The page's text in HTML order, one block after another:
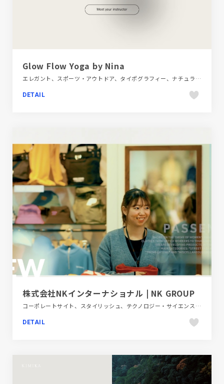
Glow Flow Yoga by Nina
エレガント、スポーツ・アウトドア、タイポグラフィー、ナチュラル、ブランド・サービスサイト、ベージュ・ゴールド系、海外サイト
DETAIL
株式会社NKインターナショナル | NK GROUP
コーポレートサイト、スタイリッシュ、テクノロジー・サイエンス、デザイン・アート・音楽・文芸、ナチュラル、ファッション・ビューティー、ブラック系 、ホワイト系、モーション多め、動画が流れる、大きめ写真、金融・法律・人材・専門職
DETAIL